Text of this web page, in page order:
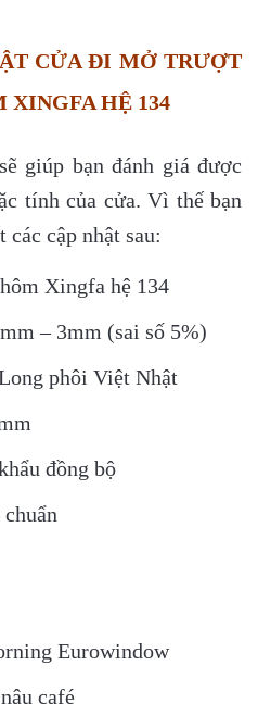
CỬA ĐI MỞ TRƯỢT
XINGFA HỆ 134
giúp bạn đánh giá được
tính của cửa. Vì thế bạn
cập nhật sau:
Xingfa hệ 134
– 3mm (sai số 5%)
phôi Việt Nhật
đồng bộ
Eurowindow
café